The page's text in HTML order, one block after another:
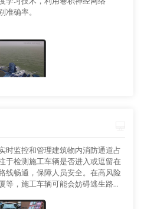
准确率。
时监控和管理建筑物内消防通道占
于检测施工车辆是否进入或逗留在
线畅通，保障人员安全。在高风险
等，施工车辆可能会妨碍逃生路